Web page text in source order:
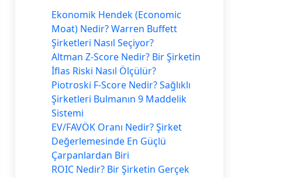
Ekonomik Hendek (Economic
Moat) Nedir? Warren Buffett
Şirketleri Nasıl Seçiyor?
Altman Z-Score Nedir? Bir Şirketin
İflas Riski Nasıl Ölçülür?
Piotroski F-Score Nedir? Sağlıklı
Şirketleri Bulmanın 9 Maddelik
Sistemi
EV/FAVÖK Oranı Nedir? Şirket
Değerlemesinde En Güçlü
Çarpanlardan Biri
ROIC Nedir? Bir Şirketin Gerçek